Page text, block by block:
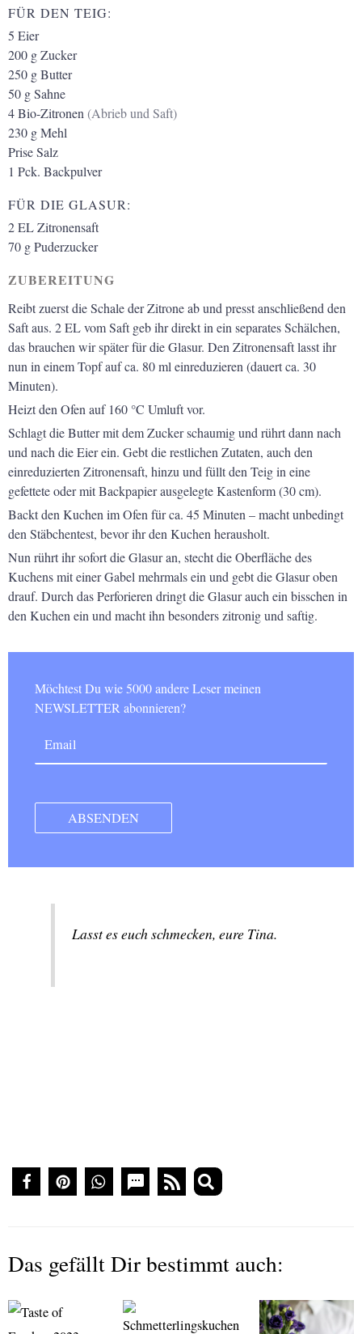
FÜR DEN TEIG:
5 Eier
200 gZucker
250 gButter
50 gSahne
4Bio-Zitronen (Abrieb und Saft)
230 gMehl
Prise Salz
1 Pck. Backpulver
FÜR DIE GLASUR:
2ELZitronensaft
70 gPuderzucker
ZUBEREITUNG
Reibt zuerst die Schale der Zitrone ab und presst anschließend den
Saft aus. 2 EL vom Saft geb ihr direkt in ein separates Schälchen,
das brauchen wir später für die Glasur. Den Zitronensaft lasst ihr
nun in einem Topf auf ca. 80 ml einreduzieren (dauert ca. 30
Minuten).
Heizt den Ofen auf 160 °C Umluft vor.
Schlagt die Butter mit dem Zucker schaumig und rührt dann nach
und nach die Eier ein. Gebt die restlichen Zutaten, auch den
einreduzierten Zitronensaft, hinzu und füllt den Teig in eine
gefettete oder mit Backpapier ausgelegte Kastenform (30 cm).
Backt den Kuchen im Ofen für ca. 45 Minuten – macht unbedingt
den Stäbchentest, bevor ihr den Kuchen herausholt.
Nun rührt ihr sofort die Glasur an, stecht die Oberfläche des
Kuchens mit einer Gabel mehrmals ein und gebt die Glasur oben
drauf. Durch das Perforieren dringt die Glasur auch ein bisschen in
den Kuchen ein und macht ihn besonders zitronig und saftig.
Möchtest Du wie 5000 andere Leser meinen
NEWSLETTER abonnieren?
Lasst es euch schmecken, eure Tina.
Das gefällt Dir bestimmt auch: